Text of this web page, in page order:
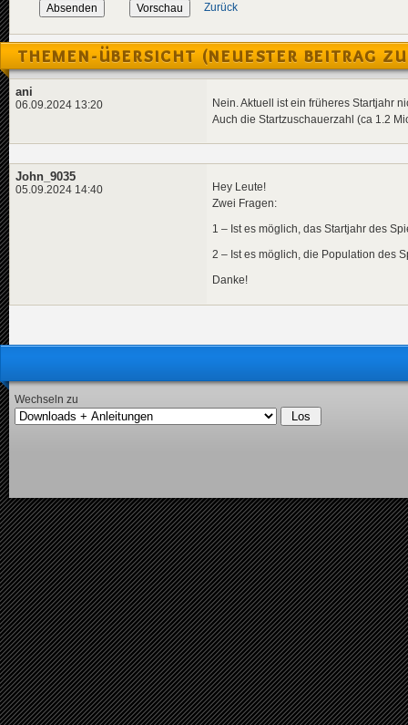
Zurück
THEMEN-ÜBERSICHT (NEUESTER BEITRAG
ani
06.09.2024 13:20
Nein. Aktuell ist ein früheres Startjahr
Auch die Startzuschauerzahl (ca 1.2
John_9035
05.09.2024 14:40
Hey Leute!
Zwei Fragen:
1 – Ist es möglich, das Startjahr des
2 – Ist es möglich, die Population des
Danke!
Wechseln zu